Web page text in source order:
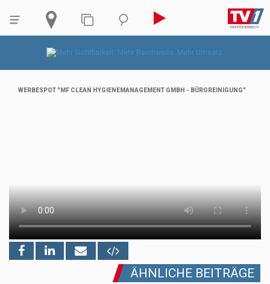
WERBESPOT "MF CLEAN HYGIENEMANAGEMENT GMBH - BÜROREINIGUNG"
ÄHNLICHE BEITRÄGE